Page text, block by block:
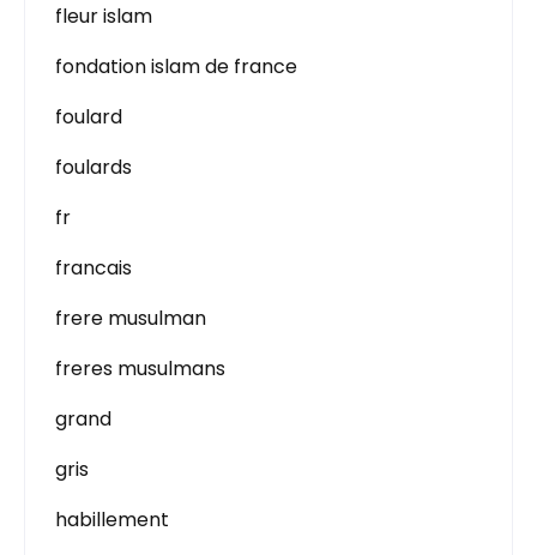
fleur islam
fondation islam de france
foulard
foulards
fr
francais
frere musulman
freres musulmans
grand
gris
habillement